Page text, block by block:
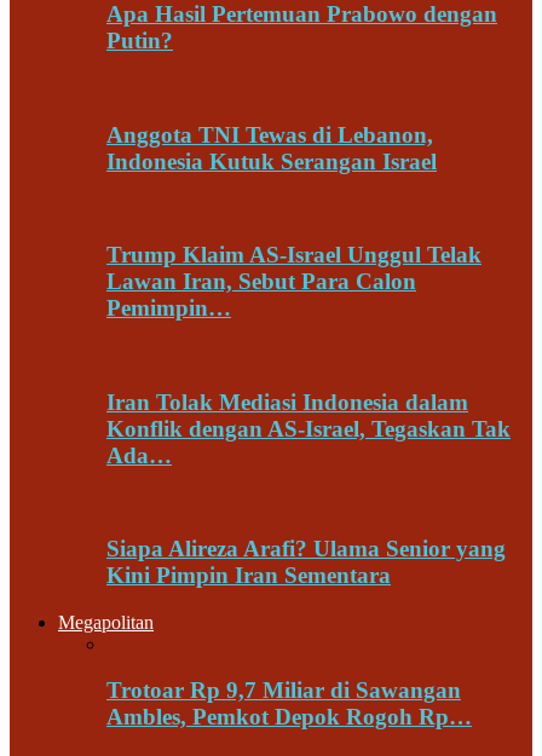
Apa Hasil Pertemuan Prabowo dengan
Putin?
Anggota TNI Tewas di Lebanon,
Indonesia Kutuk Serangan Israel
Trump Klaim AS-Israel Unggul Telak
Lawan Iran, Sebut Para Calon
Pemimpin…
Iran Tolak Mediasi Indonesia dalam
Konflik dengan AS-Israel, Tegaskan Tak
Ada…
Siapa Alireza Arafi? Ulama Senior yang
Kini Pimpin Iran Sementara
Megapolitan
Trotoar Rp 9,7 Miliar di Sawangan
Ambles, Pemkot Depok Rogoh Rp…